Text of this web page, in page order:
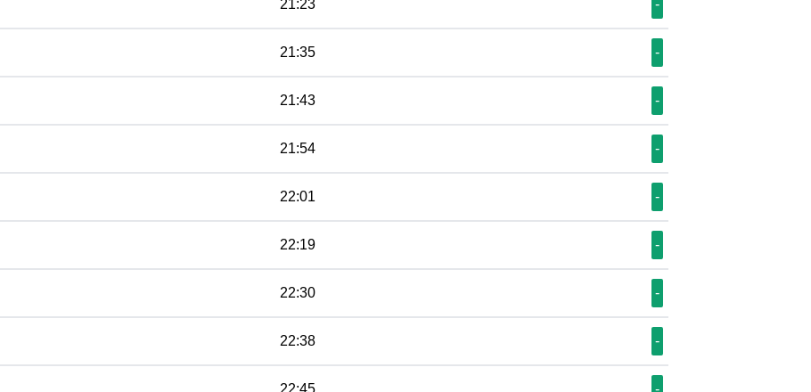
21:23 -
21:35 -
21:43 -
21:54 -
22:01 -
22:19 -
22:30 -
22:38 -
22:45 -